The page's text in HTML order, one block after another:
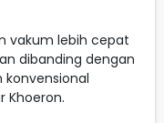
vakum lebih cepat
dibanding dengan
Khoeron.